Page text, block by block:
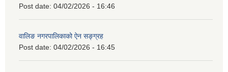
Post date: 04/02/2026 - 16:46
वालिङ नगरपालिकाको ऐन सङ्ग्रह
Post date: 04/02/2026 - 16:45